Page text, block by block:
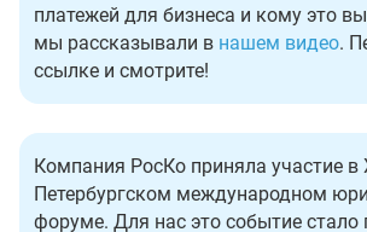
платежей для бизнеса и кому это
мы рассказывали в нашем видео.
ссылке и смотрите!
Компания РосКо приняла участие в
Петербургском международном
форуме. Для нас это событие